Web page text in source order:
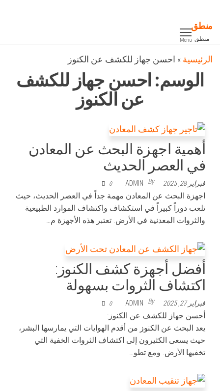
content
منطق
منطق Menu
الرئيسية » احسن جهاز للكشف عن الكنوز
الوسم: احسن جهاز للكشف
عن الكنوز
أهمية اجهزة البحث عن المعادن
في العصر الحديث
فبراير 28, 2025 By
ADMIN
0
اجهزة البحث عن المعادن مهمة جداً في العصر الحديث، حيث
تلعب دوراً كبيراً في استكشاف واكتشاف الموارد الطبيعية
والثروات المعدنية في الأرض. تعتبر هذه الأجهزة م…
أفضل أجهزة كشف الكنوز:
اكتشاف الثروات بسهولة
فبراير 27, 2025 By
ADMIN
0
أحسن جهاز للكشف عن الكنوز:
يعد البحث عن الكنوز من أقدم الهوايات التي يمارسها البشر،
حيث يسعى الكثيرون إلى اكتشاف الثروات الخفية التي
تخفيها الأرض. ومع تطو…